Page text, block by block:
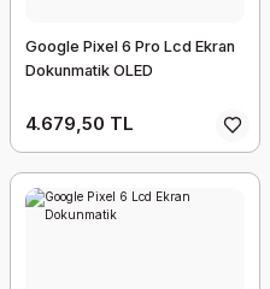
Google Pixel 6 Pro Lcd Ekran
Dokunmatik OLED
4.679,50 TL